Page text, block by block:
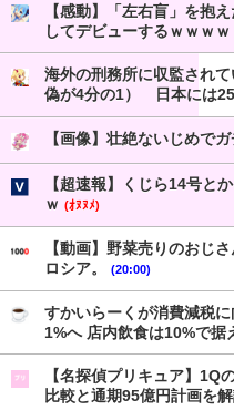
【感動】「左右盲」を抱
してデビューするｗｗｗｗ
海外の刑務所に収監され
偽が4分の1） 日本には
【画像】壮絶ないじめで
【超速報】くじら14号と
ｗ (ｵﾇﾇﾒ)
【動画】野菜売りのおじ
ロシア。
(20:00)
すかいらーくが消費減税
1%へ 店内飲食は10%で据
【名探偵プリキュア】
比較と通期95億円計画を